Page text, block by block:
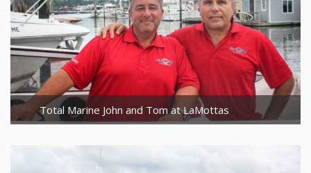
Total Marine John and Tom at LaMottas